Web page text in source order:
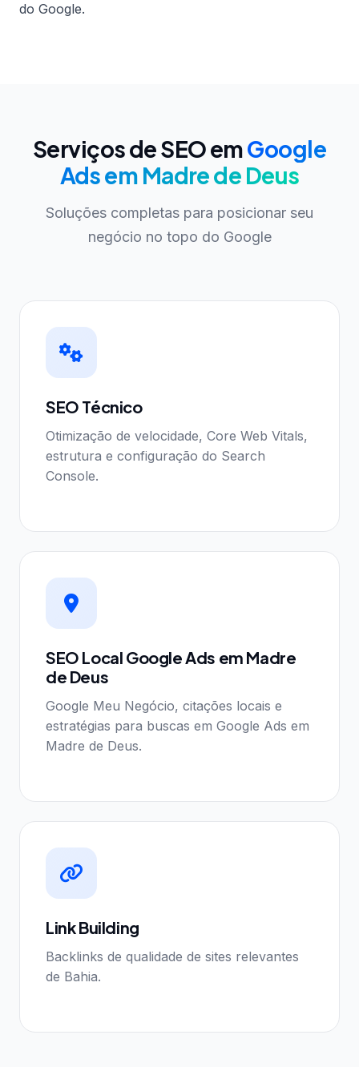
do Google.
Serviços de SEO emGoogle
Ads em Madre de Deus
Soluções completas para posicionar seu
negócio no topo do Google
SEO Técnico
Otimização de velocidade, Core Web Vitals,
estrutura e configuração do Search
Console.
SEO Local Google Ads em Madre
de Deus
Google Meu Negócio, citações locais e
estratégias para buscas em Google Ads em
Madre de Deus.
Link Building
Backlinks de qualidade de sites relevantes
de Bahia.